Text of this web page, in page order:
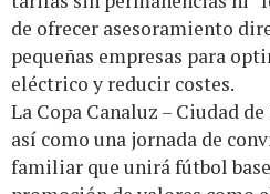
de ofrecer asesoramiento
pequeñas empresas para
eléctrico y reducir costes.
La Copa Canaluz – Ciudad
así como una jornada de
familiar que unirá fútbol